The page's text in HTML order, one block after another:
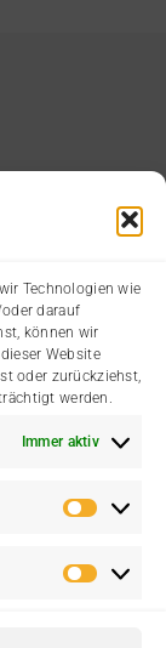
Technologien wie
darauf
können wir
Website
oder zurückziehst,
werden.
Immer aktiv